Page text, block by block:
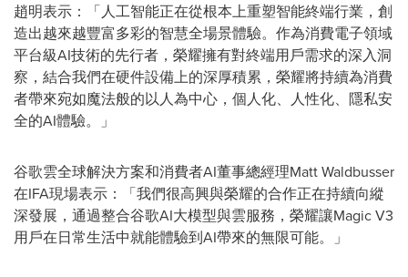
趙明表示：「人工智能正在從根本上重塑智能終端行業，創
造出越來越豐富多彩的智慧全場景體驗。作為消費電子領域
平台級AI技術的先行者，榮耀擁有對終端用戶需求的深入洞
察，結合我們在硬件設備上的深厚積累，榮耀將持續為消費
者帶來宛如魔法般的以人為中心，個人化、人性化、隱私安
全的AI體驗。」
谷歌雲全球解決方案和消費者AI董事總經理Matt Waldbusser
在IFA現場表示：「我們很高興與榮耀的合作正在持續向縱
深發展，通過整合谷歌AI大模型與雲服務，榮耀讓Magic V3
用戶在日常生活中就能體驗到AI帶來的無限可能。」